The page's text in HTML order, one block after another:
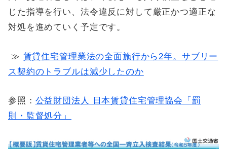
じた指導を行い、法令違反に対して厳正かつ適正な
対処を進めていく予定です。
≫ 賃貸住宅管理業法の全面施行から2年。サブリー
ス契約のトラブルは減少したのか
参照： 公益財団法人 日本賃貸住宅管理協会「罰
則・監督処分」